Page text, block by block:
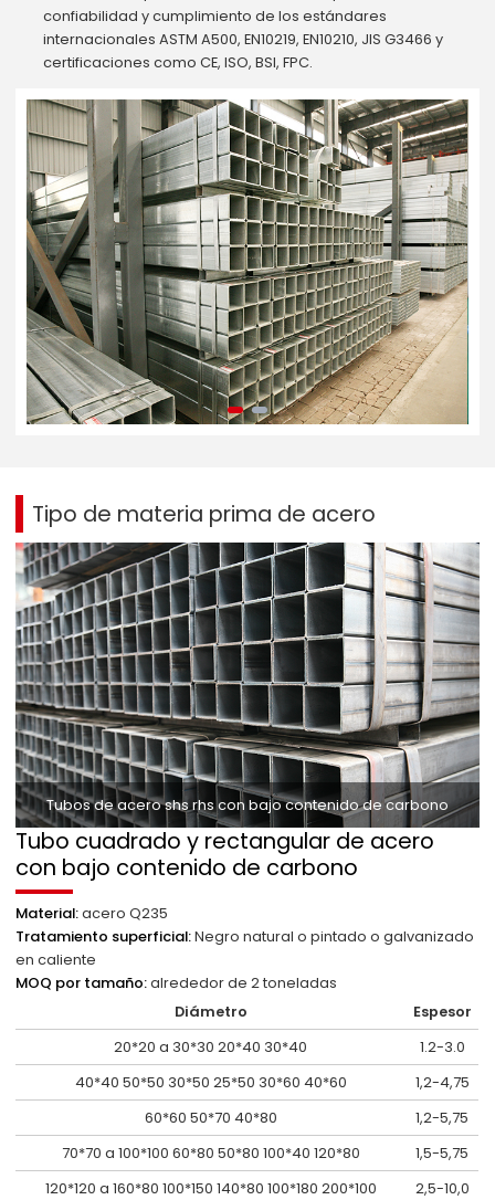
confiabilidad y cumplimiento de los estándares
internacionales ASTM A500, EN10219, EN10210, JIS G3466 y
certificaciones como CE, ISO, BSI, FPC.
Tipo de materia prima de acero
Tubos de acero shs rhs con bajo contenido de carbono
Tubo cuadrado y rectangular de acero
con bajo contenido de carbono
Material:acero Q235
Tratamiento superficial:Negro natural o pintado o galvanizado
en caliente
MOQ por tamaño:alrededor de 2 toneladas
Diámetro
Espesor
20*20 a 30*30 20*40 30*40
1.2-3.0
40*40 50*50 30*50 25*50 30*60 40*60
1,2-4,75
60*60 50*70 40*80
1,2-5,75
70*70 a 100*100 60*80 50*80 100*40 120*80
1,5-5,75
120*120 a 160*80 100*150 140*80 100*180 200*100
2,5-10,0